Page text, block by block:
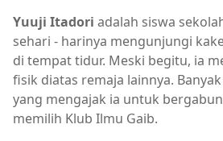
Yuuji Itadori adalah siswa
sehari - harinya mengunjungi
di tempat tidur. Meski begitu, ia
fisik diatas remaja lainnya.
yang mengajak ia untuk
memilih Klub Ilmu Gaib.